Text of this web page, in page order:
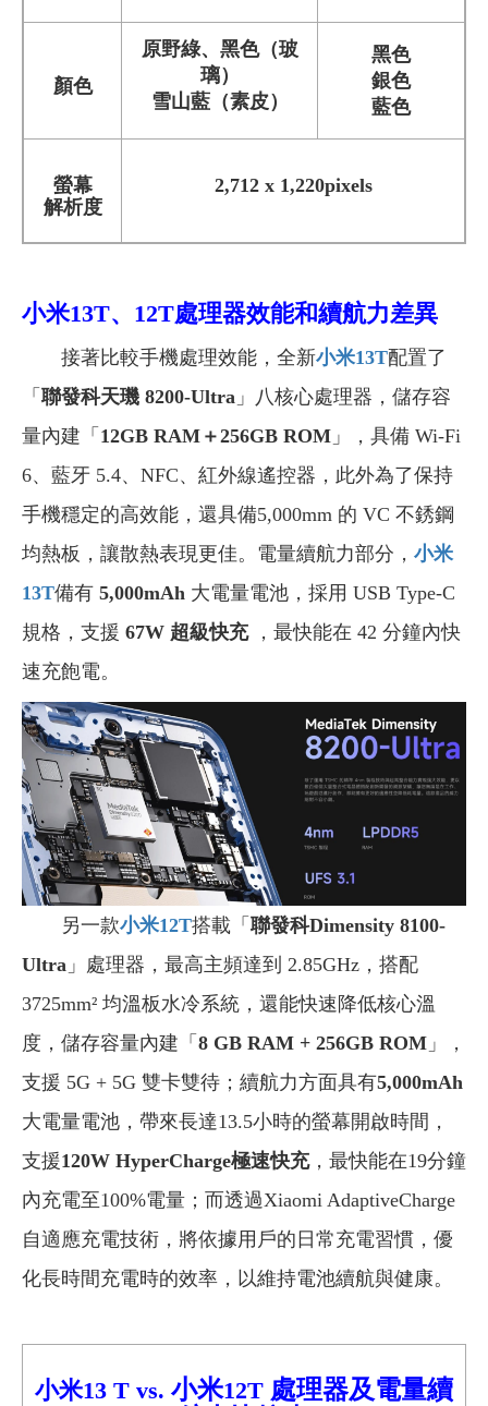
顏色
原野綠、黑色（玻
璃）
雪山藍（素皮）
黑色
銀色
藍色
螢幕
解析度
2,712 x 1,220pixels
小米13T、12T處理器效能和續航力差異
接著比較手機處理效能，全新小米13T配置了
「 聯發科天璣 8200-Ultra 」八核心處理器，儲存容
量內建「 12GB RAM＋256GB ROM 」，具備 Wi-Fi
6、藍牙 5.4、NFC、紅外線遙控器，此外為了保持
手機穩定的高效能，還具備5,000mm 的 VC 不銹鋼
均熱板，讓散熱表現更佳。電量續航力部分， 小米
13T備有 5,000mAh 大電量電池，採用 USB Type-C
規格，支援 67W 超級快充，最快能在 42 分鐘內快
速充飽電。
另一款小米12T搭載「 聯發科Dimensity 8100-
Ultra 」處理器，最高主頻達到 2.85GHz，搭配
3725mm² 均溫板水冷系統，還能快速降低核心溫
度，儲存容量內建「 8 GB RAM + 256GB ROM 」，
支援 5G + 5G 雙卡雙待；續航力方面具有5,000mAh
大電量電池，帶來長達13.5小時的螢幕開啟時間，
支援120W HyperCharge極速快充，最快能在19分鐘
內充電至100%電量；而透過Xiaomi AdaptiveCharge
自適應充電技術，將依據用戶的日常充電習慣，優
化長時間充電時的效率，以維持電池續航與健康。
小米13 T vs. 小米12T 處理器及電量續